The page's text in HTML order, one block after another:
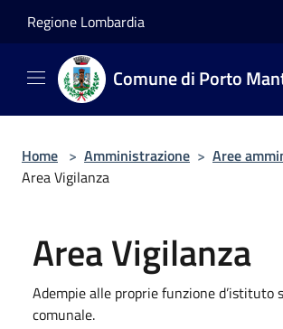
Regione Lombardia
Comune di Porto
Home > Amministrazione > Aree
Area Vigilanza
Area Vigilanza
Adempie alle proprie funzione
comunale.